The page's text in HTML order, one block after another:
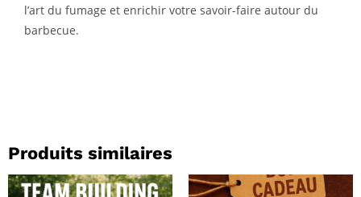
l’art du fumage et enrichir votre savoir-faire autour du
barbecue.
Produits similaires